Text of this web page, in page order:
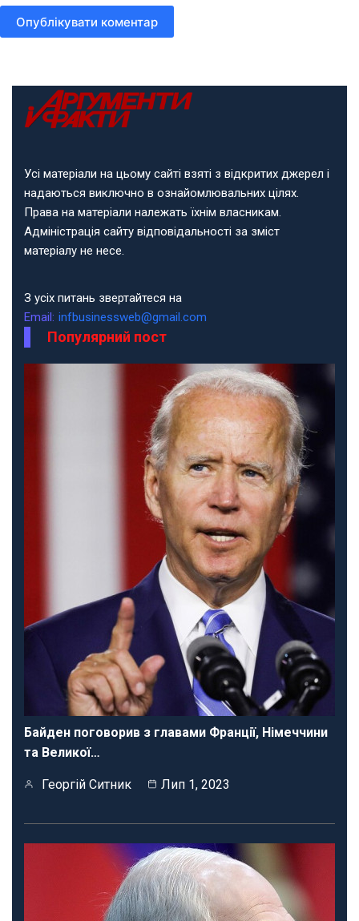
Опублікувати коментар
Усі матеріали на цьому сайті взяті з відкритих джерел і
надаються виключно в ознайомлювальних цілях.
Права на матеріали належать їхнім власникам.
Адміністрація сайту відповідальності за зміст
матеріалу не несе.
З усіх питань звертайтеся на
Email: infbusinessweb@gmail.com
Популярний пост
Байден поговорив з главами Франції, Німеччини
та Великої…
Георгій Ситник Лип 1, 2023